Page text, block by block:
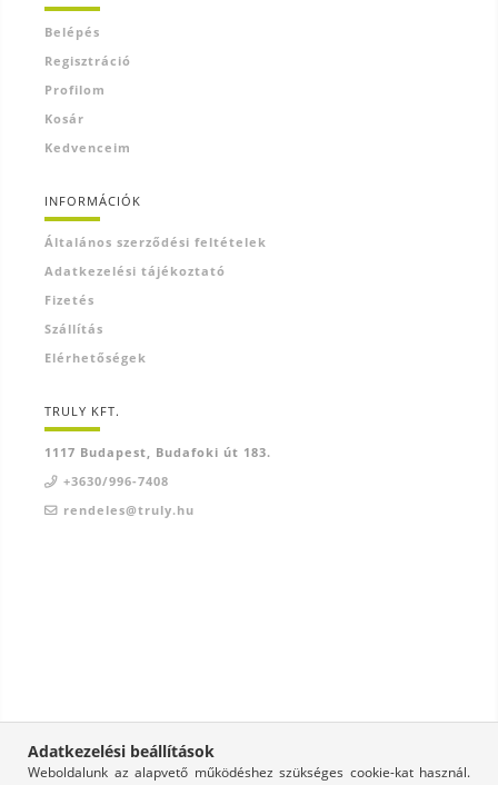
Belépés
Regisztráció
Profilom
Kosár
Kedvenceim
INFORMÁCIÓK
Általános szerződési feltételek
Adatkezelési tájékoztató
Fizetés
Szállítás
Elérhetőségek
TRULY KFT.
1117 Budapest, Budafoki út 183.
+3630/996-7408
rendeles@truly.hu
Adatkezelési beállítások
Weboldalunk az alapvető működéshez szükséges cookie-kat használ.